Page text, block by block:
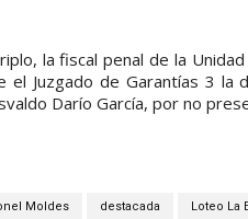
la fiscal penal de la
el Juzgado de Garantías 3
Darío García, por no
Moldes destacada Loteo La